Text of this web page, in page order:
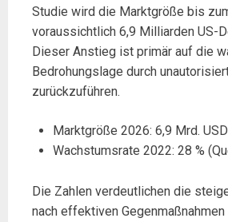
Studie wird die Marktgröße bis
voraussichtlich 6,9 Milliarden US-
Dieser Anstieg ist primär auf die
Bedrohungslage durch
zurückzuführen.
Marktgröße 2026: 6,9 Mrd.
Wachstumsrate 2022: 28 %
Die Zahlen verdeutlichen die
nach effektiven Gegenmaßnahmen